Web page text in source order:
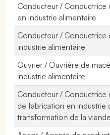
Conducteur / Conductrice
en industrie alimentaire
Conducteur / Conductrice
industrie alimentaire
Ouvrier / Ouvrière de
industrie alimentaire
Conducteur / Conductrice
de fabrication en industrie
transformation de la viande